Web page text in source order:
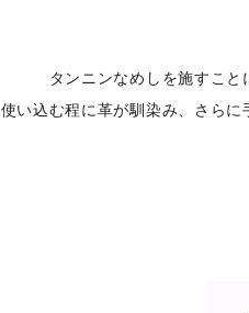
タンニンなめしを施すこと
使い込む程に革が馴染み、さらに